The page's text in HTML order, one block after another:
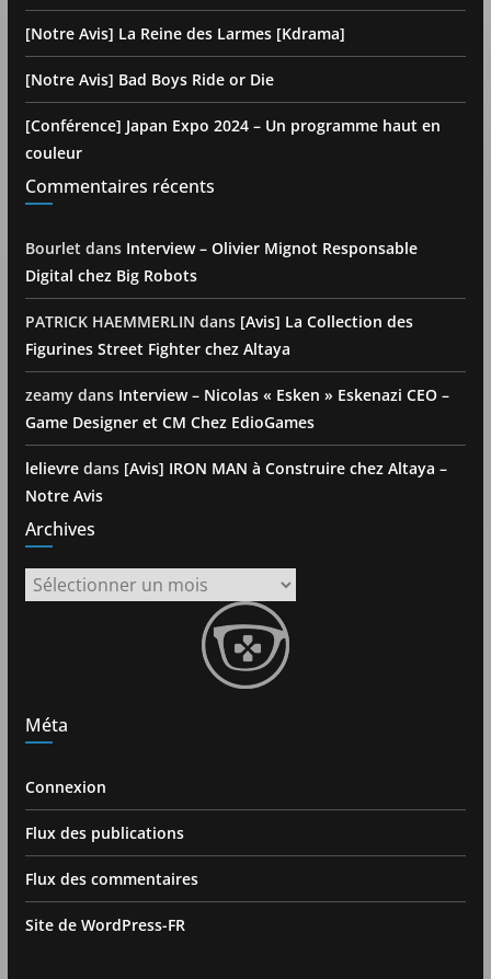
[Notre Avis] La Reine des Larmes [Kdrama]
[Notre Avis] Bad Boys Ride or Die
[Conférence] Japan Expo 2024 – Un programme haut en
couleur
Commentaires récents
Bourlet dans Interview – Olivier Mignot Responsable
Digital chez Big Robots
PATRICK HAEMMERLIN dans [Avis] La Collection des
Figurines Street Fighter chez Altaya
zeamydans Interview – Nicolas « Esken » Eskenazi CEO –
Game Designer et CM Chez EdioGames
lelievredans [Avis] IRON MAN à Construire chez Altaya –
Notre Avis
Archives
Archives
Méta
Connexion
Flux des publications
Flux des commentaires
Site de WordPress-FR